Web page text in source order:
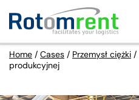
Home / Cases / Przemysł ciężki /
produkcyjnej